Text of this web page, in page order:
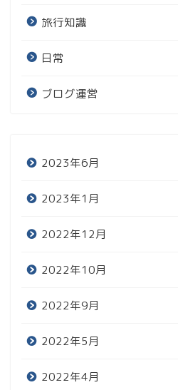
旅行知識
日常
ブログ運営
2023年6月
2023年1月
2022年12月
2022年10月
2022年9月
2022年5月
2022年4月